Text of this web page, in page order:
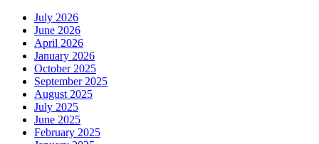
July 2026
June 2026
April 2026
January 2026
October 2025
September 2025
August 2025
July 2025
June 2025
February 2025